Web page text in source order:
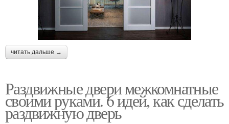
читать дальше →
Раздвижные двери межкомнатные
своими руками. 6 идей, как сделать
раздвижную дверь